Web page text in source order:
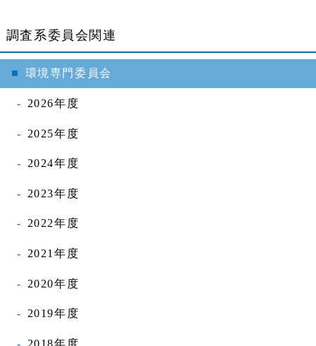
調査系委員会関連
環境専門委員会
2026年度
2025年度
2024年度
2023年度
2022年度
2021年度
2020年度
2019年度
2018年度